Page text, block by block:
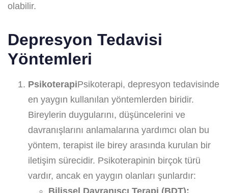
olabilir.
Depresyon Tedavisi
Yöntemleri
PsikoterapiPsikoterapi, depresyon tedavisinde
en yaygın kullanılan yöntemlerden biridir.
Bireylerin duygularını, düşüncelerini ve
davranışlarını anlamalarına yardımcı olan bu
yöntem, terapist ile birey arasında kurulan bir
iletişim sürecidir. Psikoterapinin birçok türü
vardır, ancak en yaygın olanları şunlardır:
Bilişsel Davranışçı Terapi (BDT):